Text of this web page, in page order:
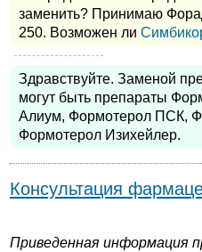
заменить? Принимаю
250. Возможен ли
Здравствуйте. Заменой
могут быть препараты
Алиум, Формотерол ПСК,
Формотерол Изихейлер.
Консультация
Приведенная информация